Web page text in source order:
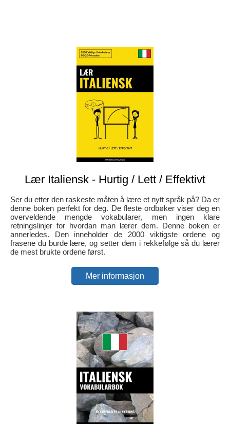
Lær Italiensk - Hurtig / Lett / Effektivt
Ser du etter den raskeste måten å lære et nytt språk på? Da er
denne boken perfekt for deg. De fleste ordbøker viser deg en
overveldende mengde vokabularer, men ingen klare
retningslinjer for hvordan man lærer dem. Denne boken er
annerledes. Den inneholder de 2000 viktigste ordene og
frasene du burde lære, og setter dem i rekkefølge så du lærer
de mest brukte ordene først.
Mer informasjon